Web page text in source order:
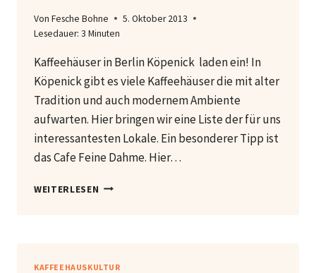
Von Fesche Bohne
5. Oktober 2013
Lesedauer: 3 Minuten
Kaffeehäuser in Berlin Köpenick laden ein! In
Köpenick gibt es viele Kaffeehäuser die mit alter
Tradition und auch modernem Ambiente
aufwarten. Hier bringen wir eine Liste der für uns
interessantesten Lokale. Ein besonderer Tipp ist
das Cafe Feine Dahme. Hier…
WEITERLESEN KAFFEEHÄUSER
KAFFEEHAUSKULTUR